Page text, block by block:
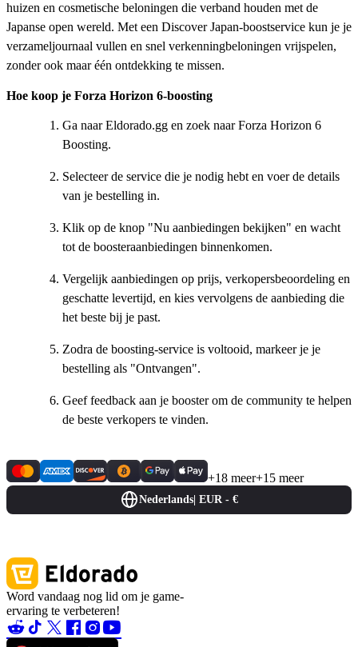
huizen en cosmetische beloningen die verband houden met de
Japanse open wereld. Met een Discover Japan-boostservice kun je je
verzameljournaal vullen en snel verkenningbeloningen vrijspelen,
zonder ook maar één ontdekking te missen.
Hoe koop je Forza Horizon 6-boosting
Ga naar Eldorado.gg en zoek naar Forza Horizon 6
Boosting.
Selecteer de service die je nodig hebt en voer de details
van je bestelling in.
Klik op de knop "Nu aanbiedingen bekijken" en wacht
tot de boosteraanbiedingen binnenkomen.
Vergelijk aanbiedingen op prijs, verkopersbeoordeling en
geschatte levertijd, en kies vervolgens de aanbieding die
het beste bij je past.
Zodra de boosting-service is voltooid, markeer je je
bestelling als "Ontvangen".
Geef feedback aan je booster om de community te helpen
de beste verkopers te vinden.
+18 meer+15 meer
Nederlands EUR - €
Word vandaag nog lid om je game-
ervaring te verbeteren!